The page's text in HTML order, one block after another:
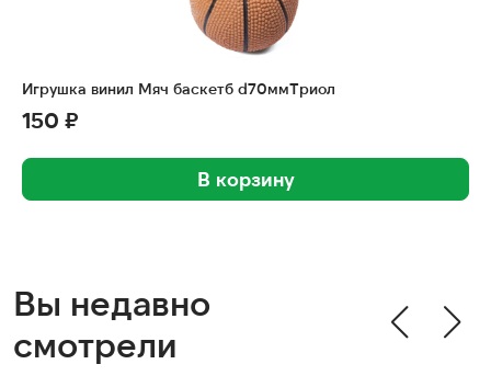
Игрушка винил Мяч баскетб d70ммТриол
150 ₽
В корзину
Вы недавно
смотрели